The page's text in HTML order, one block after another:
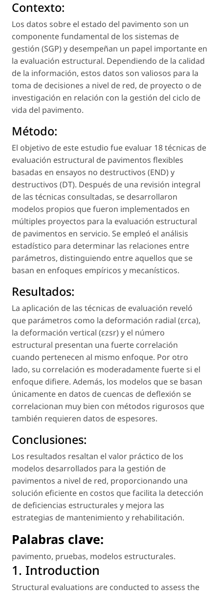
Contexto:
Los datos sobre el estado del pavimento son un
componente fundamental de los sistemas de
gestión (SGP) y desempeñan un papel importante en
la evaluación estructural. Dependiendo de la calidad
de la información, estos datos son valiosos para la
toma de decisiones a nivel de red, de proyecto o de
investigación en relación con la gestión del ciclo de
vida del pavimento.
Método:
El objetivo de este estudio fue evaluar 18 técnicas de
evaluación estructural de pavimentos flexibles
basadas en ensayos no destructivos (END) y
destructivos (DT). Después de una revisión integral
de las técnicas consultadas, se desarrollaron
modelos propios que fueron implementados en
múltiples proyectos para la evaluación estructural
de pavimentos en servicio. Se empleó el análisis
estadístico para determinar las relaciones entre
parámetros, distinguiendo entre aquellos que se
basan en enfoques empíricos y mecanísticos.
Resultados:
La aplicación de las técnicas de evaluación reveló
que parámetros como la deformación radial (εrca),
la deformación vertical (εzsr) y el número
estructural presentan una fuerte correlación
cuando pertenecen al mismo enfoque. Por otro
lado, su correlación es moderadamente fuerte si el
enfoque difiere. Además, los modelos que se basan
únicamente en datos de cuencas de deflexión se
correlacionan muy bien con métodos rigurosos que
también requieren datos de espesores.
Conclusiones:
Los resultados resaltan el valor práctico de los
modelos desarrollados para la gestión de
pavimentos a nivel de red, proporcionando una
solución eficiente en costos que facilita la detección
de deficiencias estructurales y mejora las
estrategias de mantenimiento y rehabilitación.
Palabras clave:
pavimento, pruebas, modelos estructurales.
1. Introduction
Structural evaluations are conducted to assess the